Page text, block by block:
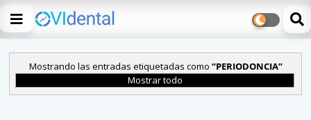
Mostrando las entradas etiquetadas como PERIODONCIA
Mostrar todo